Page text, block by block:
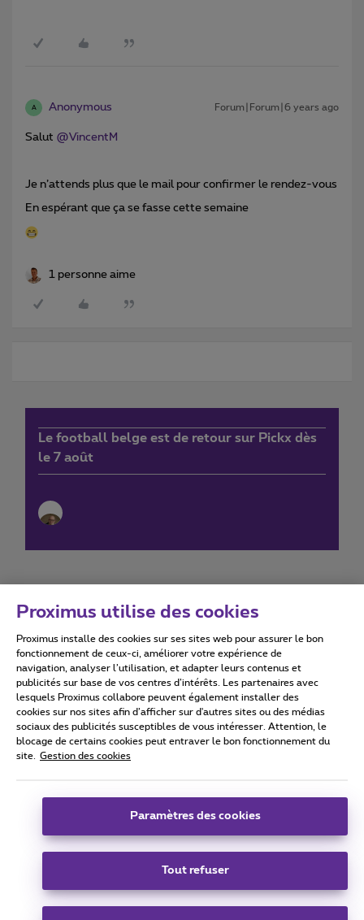
A Anonymous Forum|Forum|6 years ago
Salut @VincentM
Je n’attends plus que le mail pour confirmer le rendez-vous
En espérant que ça se fasse cette semaine
1 personne aime
Le football belge est de retour sur Pickx dès
le 7 août
Conditions d'utilisation Accessibility statement
Tous droits réservés. © 2026 Proximus
Conditions générales, info consommateur
Coordonnées de l’entreprise
Boulevard du Roi Albert II 27 - B-1030 Bruxelles.
Carrier & Wholesale Solutions
Proximus utilise des cookies
Proximus installe des cookies sur ses sites web pour assurer le bon
fonctionnement de ceux-ci, améliorer votre expérience de
navigation, analyser l’utilisation, et adapter leurs contenus et
publicités sur base de vos centres d’intérêts. Les partenaires avec
lesquels Proximus collabore peuvent également installer des
cookies sur nos sites afin d’afficher sur d'autres sites ou des médias
sociaux des publicités susceptibles de vous intéresser. Attention, le
blocage de certains cookies peut entraver le bon fonctionnement du
site.
Gestion des cookies
Paramètres des cookies
Tout refuser